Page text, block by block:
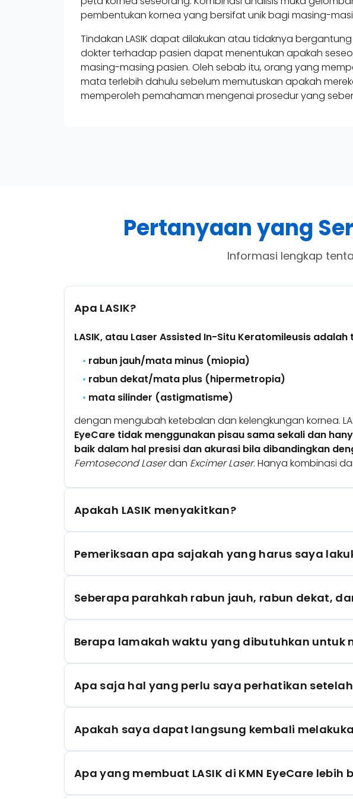
pembentukan kornea yang bersifat unik bagi masing-
Tindakan LASIK dapat dilakukan atau tidaknya
dokter terhadap pasien dapat menentukan apakah
masing-masing pasien. Oleh sebab itu, orang yang
mata terlebih dahulu sebelum memutuskan apakah
memperoleh pemahaman mengenai prosedur yang
Pertanyaan yang
Informasi lengkap
Apa LASIK?
LASIK, atau Laser Assisted In-Situ Keratomileusis
rabun jauh/mata minus (miopia)
rabun dekat/mata plus (hipermetropia)
mata silinder (astigmatisme)
dengan mengubah ketebalan dan kelengkungan kornea.
EyeCare tidak menggunakan pisau sama sekali dan
baik dalam hal presisi dan akurasi bila dibandingkan
Femtosecond Laserdan Excimer Laser. Hanya kombinasi
Apakah LASIK menyakitkan?
Pemeriksaan apa sajakah yang harus saya
Seberapa parahkah rabun jauh, rabun dekat,
Berapa lamakah waktu yang dibutuhkan untuk
Apa saja hal yang perlu saya perhatikan
Apakah saya dapat langsung kembali
Apa yang membuat LASIK di KMN EyeCare lebih